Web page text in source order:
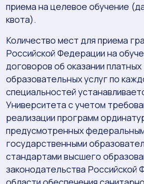
приема на целевое обучение
квота).
Количество мест для приема
Российской Федерации на
договоров об оказании платных
образовательных услуг по
специальностей
Университета с учетом
реализации программ
предусмотренных
государственными
стандартами высшего
законодательства Российской